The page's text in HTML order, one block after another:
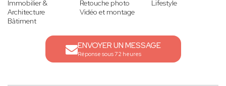
Immobilier &
Architecture
Bâtiment
Retouche photo
Vidéo et montage
Lifestyle
ENVOYER UN MESSAGE
Réponse sous 72 heures